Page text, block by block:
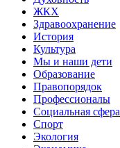
ЖКХ
Здравоохранение
История
Культура
Мы и наши дети
Образование
Правопорядок
Профессионалы
Социальная сфера
Спорт
Экология